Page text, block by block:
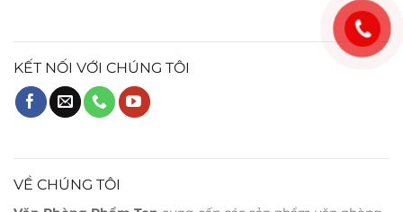
KẾT NỐI VỚI CHÚNG TÔI
VỀ CHÚNG TÔI